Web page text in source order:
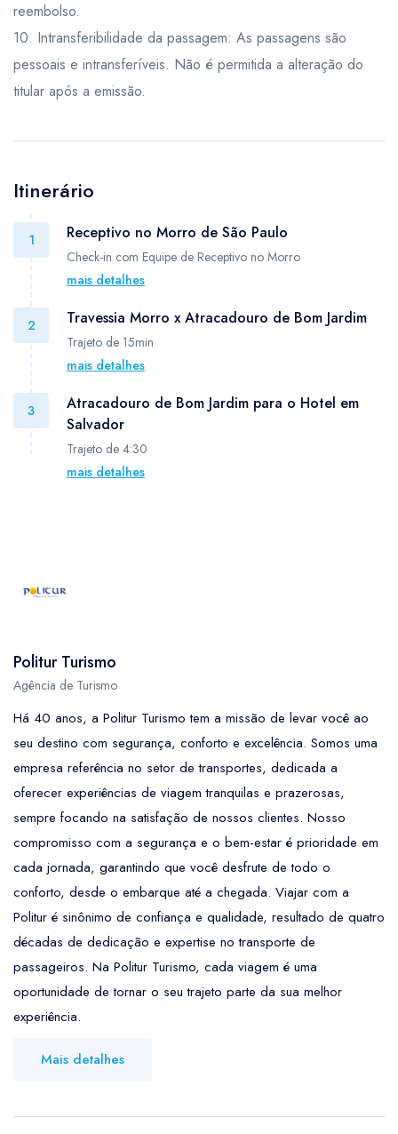
reembolso.
10. Intransferibilidade da passagem: As passagens são
pessoais e intransferíveis. Não é permitida a alteração do
titular após a emissão.
Itinerário
1 Receptivo no Morro de São Paulo
Check-in com Equipe de Receptivo no Morro
Senhora da Luz para realizar o check-in e iniciarmos o
embarque.
mais detalhes
2 Travessia Morro x Atracadouro de Bom Jardim
Trajeto de 15min
Lancha rápida com duração de 15min
mais detalhes
3
Atracadouro de Bom Jardim para o Hotel em
Salvador
Trajeto de 4:30
mais detalhes
Politur Turismo
Agência de Turismo
Há 40 anos, a Politur Turismo tem a missão de levar você ao
seu destino com segurança, conforto e excelência. Somos uma
empresa referência no setor de transportes, dedicada a
oferecer experiências de viagem tranquilas e prazerosas,
sempre focando na satisfação de nossos clientes. Nosso
compromisso com a segurança e o bem-estar é prioridade em
cada jornada, garantindo que você desfrute de todo o
conforto, desde o embarque até a chegada. Viajar com a
Politur é sinônimo de confiança e qualidade, resultado de quatro
décadas de dedicação e expertise no transporte de
passageiros. Na Politur Turismo, cada viagem é uma
oportunidade de tornar o seu trajeto parte da sua melhor
experiência.
Mais detalhes